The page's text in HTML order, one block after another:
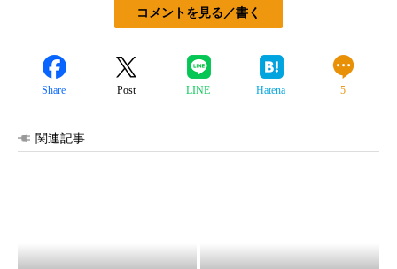
コメントを見る／書く
Share Post LINE Hatena 5
関連記事